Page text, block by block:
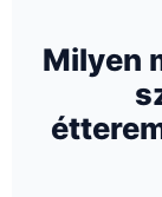
Milyen